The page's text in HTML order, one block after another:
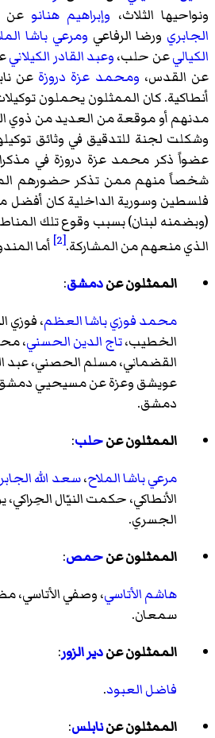
ونواحيها الثلاث، وإبراهيم هنانو عن
الجابري ورضا الرفاعي ومرعي باشا
الكياليعن حلب،وعبد القادر الكيلاني
عن القدس، ومحمد عزة دروزة عن
أنطاكية. كان الممثلون يحملون
مدنهم أو موقعة من العديد من ذوي
وشكلت لجنة للتدقيق في وثائق
عضواً ذكر محمد عزة دروزة في
شخصاً منهم ممن تذكر حضورهم
فلسطين وسورية الداخلية كان أفضل
(وبضمنه لبنان) بسبب وقوع تلك
الذي منعهم من المشاركة.[2]
أما
الممثلون عندمشق:
محمد فوزي باشا العظم، فوزي
الخطيب،تاج الدين الحسني،
القضماني، مسلم الحصني، عبد
عويشق وعزة عن مسيحيي
دمشق.
الممثلون عنحلب:
مرعي باشا الملاح،سعد الله
الأنطاكي، حكمت النيّال الحِراكي،
الجسري.
الممثلون عنحمص:
هاشم الأتاسي، وصفي الأتاسي،
سمعان.
الممثلون عندير الزور:
فاضل العبود.
الممثلون عننابلس: